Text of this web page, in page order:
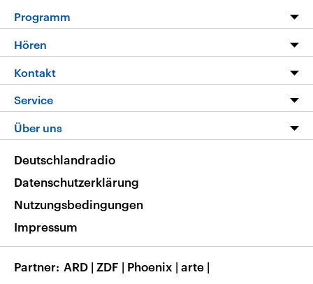
Programm
Die Nachrichten
Nachrichtenleicht
Neue Beiträge auf dlf.de
Hören
Livestream
Podcasts
Deutschlandfunk App
Nachrichten App
Frequenzen
Kontakt
Hörerservice
Service
FAQ
Veranstaltungen
Musikliste
RSS
Über uns
Barrierefreiheit
Deutschlandradio
Datenschutzerklärung
Nutzungsbedingungen
Impressum
Partner ARD | ZDF | Phoenix | arte |